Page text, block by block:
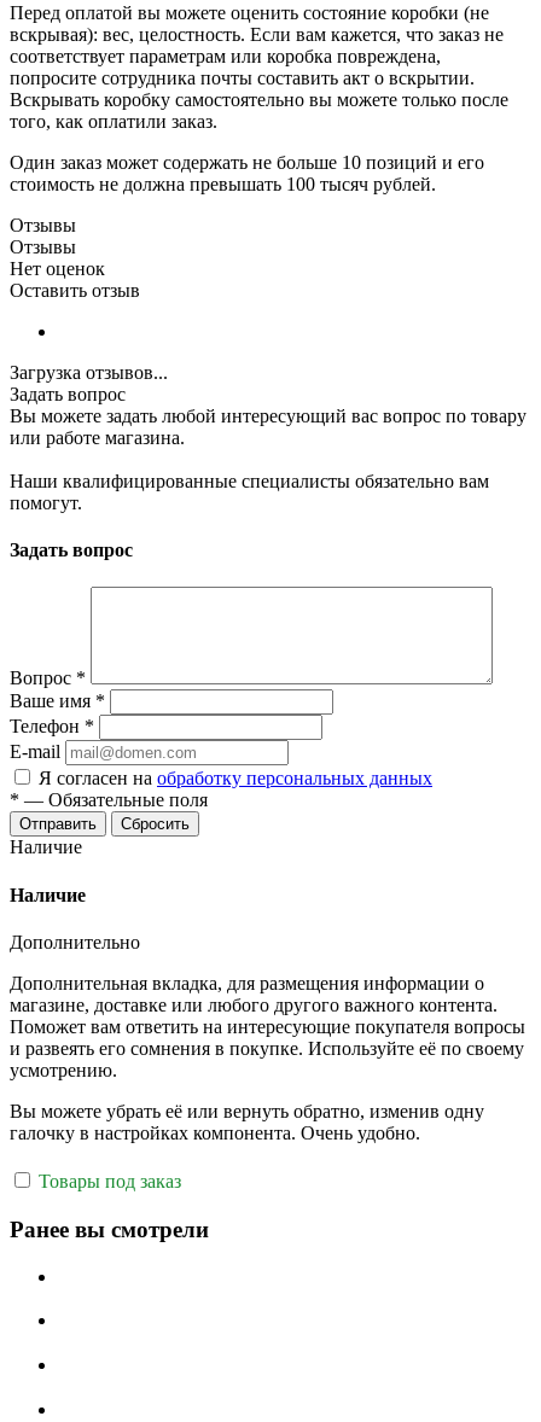
Перед оплатой вы можете оценить состояние коробки (не
вскрывая): вес, целостность. Если вам кажется, что заказ не
соответствует параметрам или коробка повреждена,
попросите сотрудника почты составить акт о вскрытии.
Вскрывать коробку самостоятельно вы можете только после
того, как оплатили заказ.
Один заказ может содержать не больше 10 позиций и его
стоимость не должна превышать 100 тысяч рублей.
Отзывы
Отзывы
Нет оценок
Оставить отзыв
Загрузка отзывов...
Задать вопрос
Вы можете задать любой интересующий вас вопрос по товару
или работе магазина.
Наши квалифицированные специалисты обязательно вам
помогут.
Задать вопрос
Вопрос *
Ваше имя *
Телефон *
E-mail
Я согласен на обработку персональных данных
* — Обязательные поля
Отправить Сбросить
Наличие
Наличие
Дополнительно
Дополнительная вкладка, для размещения информации о
магазине, доставке или любого другого важного контента.
Поможет вам ответить на интересующие покупателя вопросы
и развеять его сомнения в покупке. Используйте её по своему
усмотрению.
Вы можете убрать её или вернуть обратно, изменив одну
галочку в настройках компонента. Очень удобно.
Товары под заказ
Ранее вы смотрели